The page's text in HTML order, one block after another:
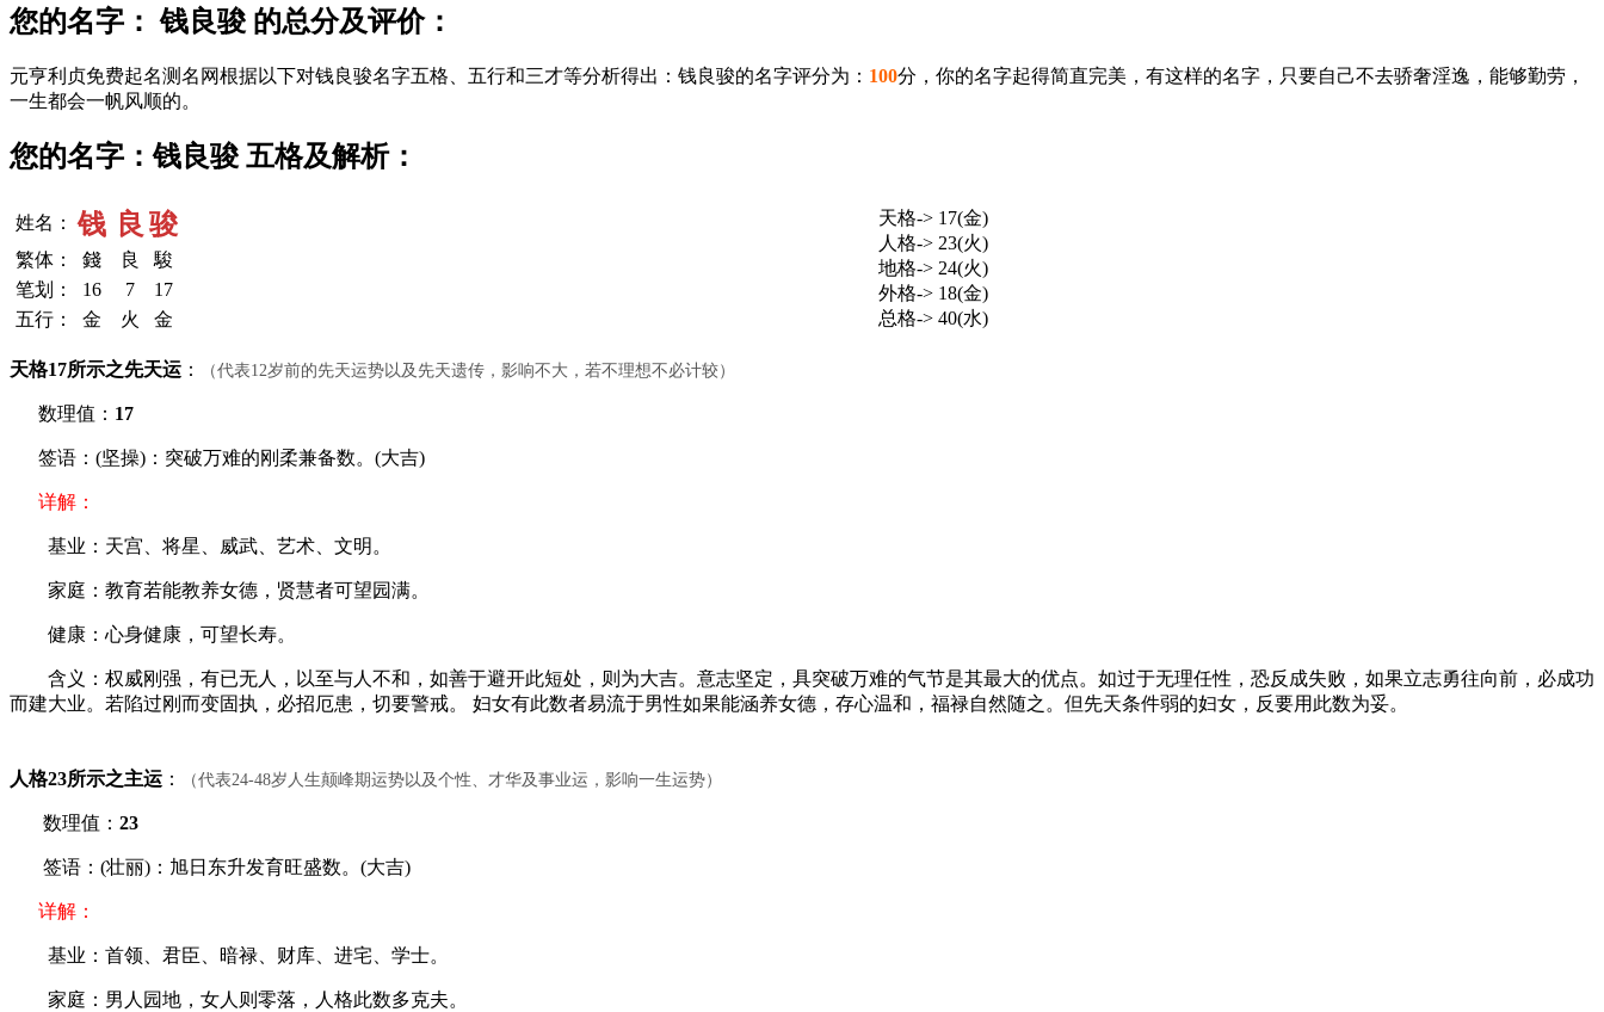
您的名字： 钱良骏 的总分及评价：
元亨利贞免费起名测名网根据以下对钱良骏名字五格、五行和三才等分析得出：钱良骏的名字评分为： 100分，你的名字起得简直完美，有这样的名字，只要自己不去骄奢淫逸，能够勤劳，
一生都会一帆风顺的。
您的名字：钱良骏 五格及解析：
姓名： 钱 良 骏
繁体： 錢 良
駿
笔划：
16 7
17
五行：
金 火 金
天格-> 17(金)
人格-> 23(火)
地格-> 24(火)
外格-> 18(金)
总格-> 40(水)
天格17所示之先天运 ： （代表12岁前的先天运势以及先天遗传，影响不大，若不理想不必计较）
数理值： 17
签语：(坚操)：突破万难的刚柔兼备数。(大吉)
详解：
基业：天宫、将星、威武、艺术、文明。
家庭：教育若能教养女德，贤慧者可望园满。
健康：心身健康，可望长寿。
含义：权威刚强，有已无人，以至与人不和，如善于避开此短处，则为大吉。意志坚定，具突破万难的气节是其最大的优点。如过于无理任性，恐反成失败，如果立志勇往向前，必成功
而建大业。若陷过刚而变固执，必招厄患，切要警戒。 妇女有此数者易流于男性如果能涵养女德，存心温和，福禄自然随之。但先天条件弱的妇女，反要用此数为妥。
人格23所示之主运 ： （代表24-48岁人生颠峰期运势以及个性、才华及事业运，影响一生运势）
数理值： 23
签语：(壮丽)：旭日东升发育旺盛数。(大吉)
详解：
基业：首领、君臣、暗禄、财库、进宅、学士。
家庭：男人园地，女人则零落，人格此数多克夫。